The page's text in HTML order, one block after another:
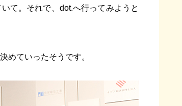
て。それで、dot.へ行ってみようと
めていったそうです。